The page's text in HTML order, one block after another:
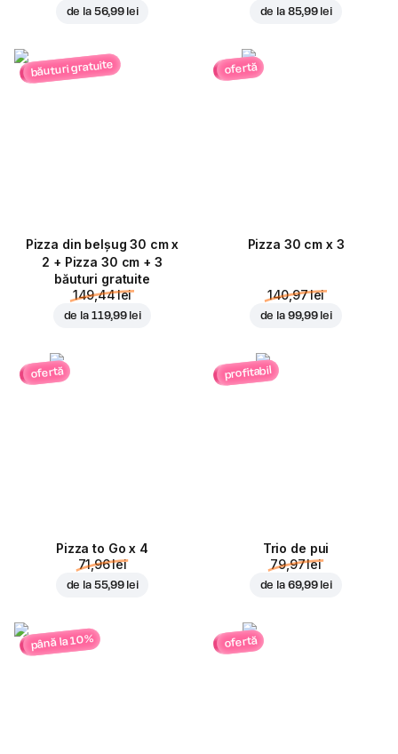
de la 56,99 lei de la 85,99 lei
băuturi gratuite
Pizza din belșug 30 cm x
2 + Pizza 30 cm + 3
băuturi gratuite
149,44 lei
de la 119,99 lei
ofertă
Pizza 30 cm x 3
140,97 lei
de la 99,99 lei
ofertă
Pizza to Go x 4
71,96 lei
de la 55,99 lei
profitabil
Trio de pui
79,97 lei
de la 69,99 lei
până la 10% ofertă